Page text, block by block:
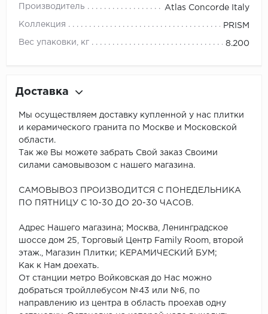
Производитель Atlas Concorde Italy
Коллекция PRISM
Вес упаковки, кг 8.200
Доставка
Мы осуществляем доставку купленной у нас плитки
и керамического гранита по Москве и Московской
области.
Так же Вы можете забрать Свой заказ Своими
силами самовывозом с нашего магазина.
САМОВЫВОЗ ПРОИЗВОДИТСЯ С ПОНЕДЕЛЬНИКА
ПО ПЯТНИЦУ С 10-30 ДО 20-30 ЧАСОВ.
Адрес Нашего магазина; Москва, Ленинградское
шоссе дом 25, Торговый Центр Family Room, второй
этаж., Магазин Плитки; КЕРАМИЧЕСКИЙ БУМ;
Как к Нам доехать.
От станции метро Войковская до Нас можно
добраться тройллебусом №43 или №6, по
направлению из центра в область проехав одну